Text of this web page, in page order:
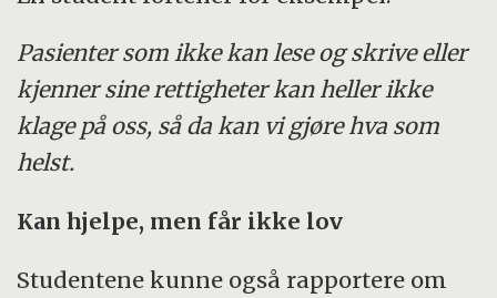
Pasienter som ikke kan lese og skrive eller
kjenner sine rettigheter kan heller ikke
klage på oss, så da kan vi gjøre hva som
helst.
Kan hjelpe, men får ikke lov
Studentene kunne også rapportere om